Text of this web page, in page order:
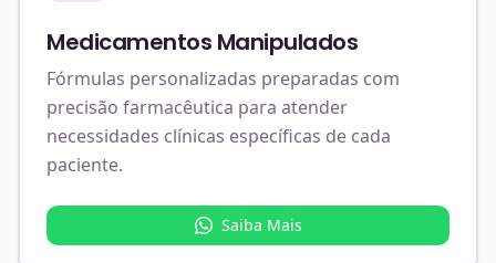
Medicamentos Manipulados
Fórmulas personalizadas preparadas com
precisão farmacêutica para atender
necessidades clínicas específicas de cada
paciente.
Saiba Mais